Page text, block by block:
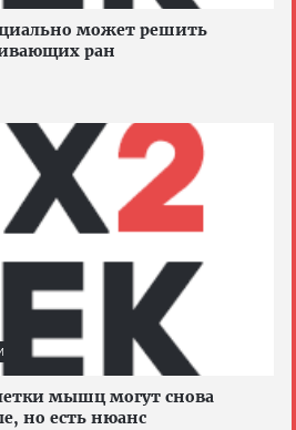
может решить
ран
мышц могут снова
но есть нюанс